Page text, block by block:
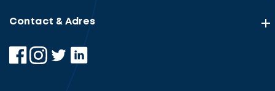
Contact & Adres